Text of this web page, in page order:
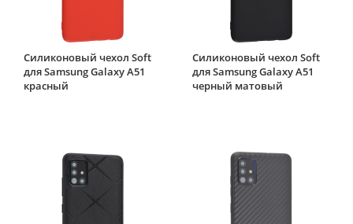
Силиконовый чехол Soft
для Samsung Galaxy A51
красный
Силиконовый чехол Soft
для Samsung Galaxy A51
черный матовый